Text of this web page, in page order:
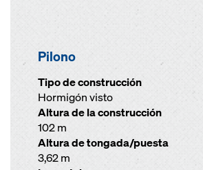
Pilono
Tipo de construcción
Hormigón visto
Altura de la construcción
102 m
Altura de tongada/puesta
3,62 m